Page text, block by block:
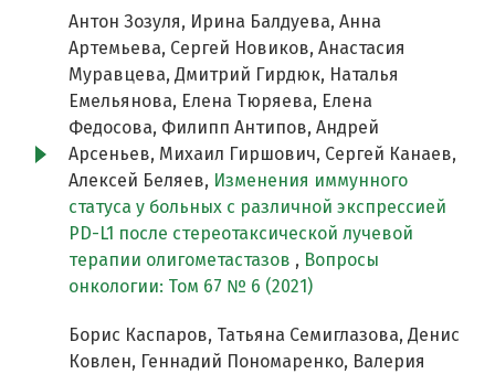
Антон Зозуля, Ирина Балдуева, Анна
Артемьева, Сергей Новиков, Анастасия
Муравцева, Дмитрий Гирдюк, Наталья
Емельянова, Елена Тюряева, Елена
Федосова, Филипп Антипов, Андрей
Арсеньев, Михаил Гиршович, Сергей Канаев,
Алексей Беляев, Изменения иммунного
статуса у больных с различной экспрессией
PD-L1 после стереотаксической лучевой
терапии олигометастазов , Вопросы
онкологии: Том 67 № 6 (2021)
Борис Каспаров, Татьяна Семиглазова, Денис
Ковлен, Геннадий Пономаренко, Валерия